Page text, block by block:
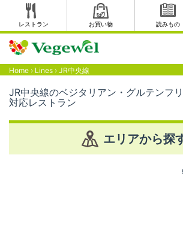
レストラン お買い物 読みもの
Home › Lines › JR中央線
JR中央線のベジタリアン・グルテンフ
対応レストラン
エリアから探